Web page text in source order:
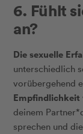
6. Fühlt
an?
Die sexuelle
unterschiedlich
vorübergehend
Empfindlichkeit
deinem
sprechen und